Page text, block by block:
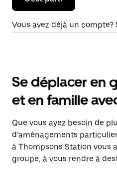
Vous avez déjà un compte?
Se déplacer en
et en famille
Que vous ayez besoin de
d’aménagements
à Thompsons Station vous
groupe, à vous rendre à